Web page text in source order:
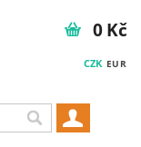
CZK EUR
0 Kč